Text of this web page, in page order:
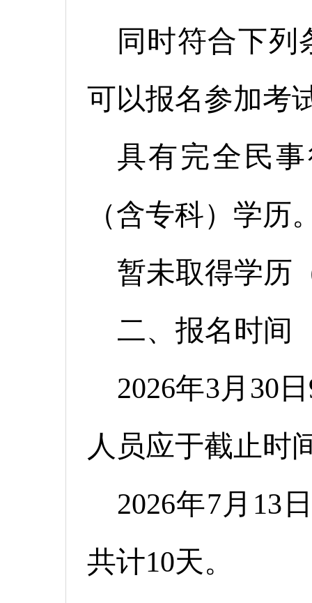
同时符合下
可以报名参加考
具有完全民
（含专科）学历
暂未取得学历
二、报名时间
2026年3月30
人员应于截止时
2026年7月13
共计10天。